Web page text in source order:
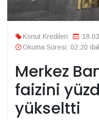
Konut Kredileri
Okuma Süresi: 02:20
Merkez
faizini
yükseltti